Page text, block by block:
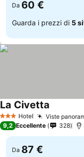
Da 60 €
Guarda i prezzi di 5
3 StelleHotel Viste
La Civetta
9,2 Eccellente 328
Da 87 €